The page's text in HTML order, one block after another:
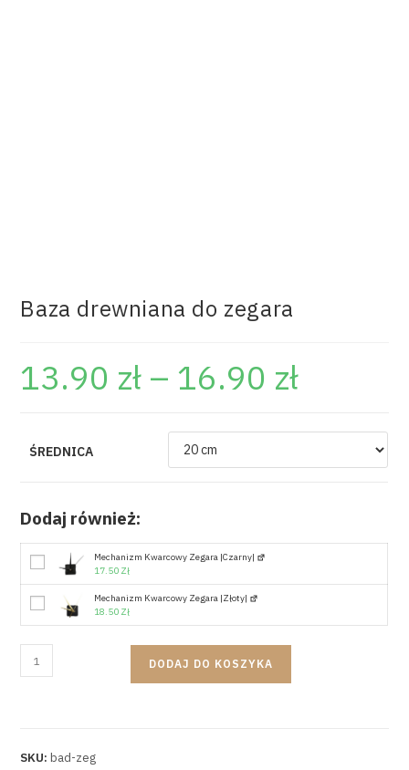
Baza drewniana do zegara
13.90 zł – 16.90 zł
ŚREDNICA
Dodaj również:
Mechanizm Kwarcowy Zegara |czarny|
17.50 Zł
Mechanizm Kwarcowy Zegara |złoty|
18.50 Zł
DODAJ DO KOSZYKA
SKU:bad-zeg